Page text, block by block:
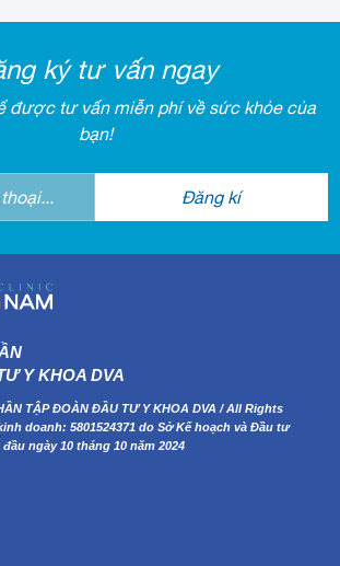
ký tư vấn ngay
được tư vấn miễn phí về sức khỏe của
bạn!
Y KHOA DVA
TẬP ĐOÀN ĐẦU TƯ Y KHOA DVA / All Rights
doanh: 5801524371 do Sở Kế hoạch và Đầu tư
ngày 10 tháng 10 năm 2024